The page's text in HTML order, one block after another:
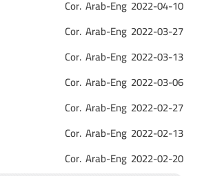
Cor. Arab-Eng 2022-04-10
Cor. Arab-Eng 2022-03-27
Cor. Arab-Eng 2022-03-13
Cor. Arab-Eng 2022-03-06
Cor. Arab-Eng 2022-02-27
Cor. Arab-Eng 2022-02-13
Cor. Arab-Eng 2022-02-20